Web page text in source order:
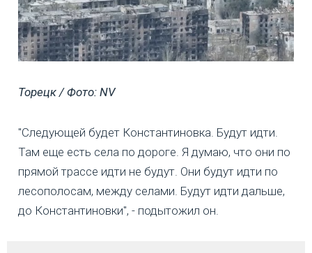
Торецк / Фото: NV
"Следующей будет Константиновка. Будут идти.
Там еще есть села по дороге. Я думаю, что они по
прямой трассе идти не будут. Они будут идти по
лесополосам, между селами. Будут идти дальше,
до Константиновки", - подытожил он.